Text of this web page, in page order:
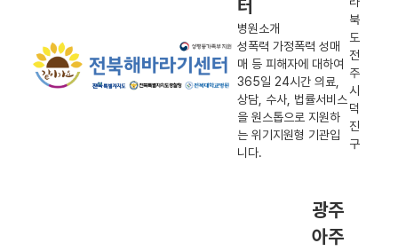
터
병원소개
성폭력 가정폭력 성매
매 등 피해자에 대하여
365일 24시간 의료,
상담, 수사, 법률서비스
을 원스톱으로 지원하
는 위기지원형 기관입
니다.
북
도
전
주
시
덕
진
구
광주
아주